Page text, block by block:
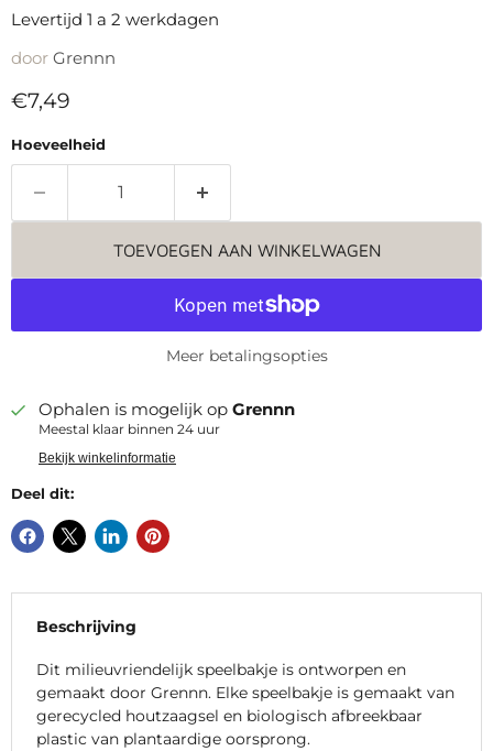
Levertijd 1 a 2 werkdagen
door Grennn
Huidige prijs
€7,49
Hoeveelheid
TOEVOEGEN AAN WINKELWAGEN
Meer betalingsopties
Ophalen is mogelijk op Grennn
Meestal klaar binnen 24 uur
Bekijk winkelinformatie
Deel dit:
Beschrijving
Dit milieuvriendelijk speelbakje is ontworpen en
gemaakt door Grennn. Elke speelbakje is gemaakt van
gerecycled houtzaagsel en biologisch afbreekbaar
plastic van plantaardige oorsprong.